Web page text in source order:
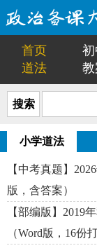
首页 初
道法
搜索
小学道法
【中考真题】
版，含答案）
【部编版】2019
（Word版，16份